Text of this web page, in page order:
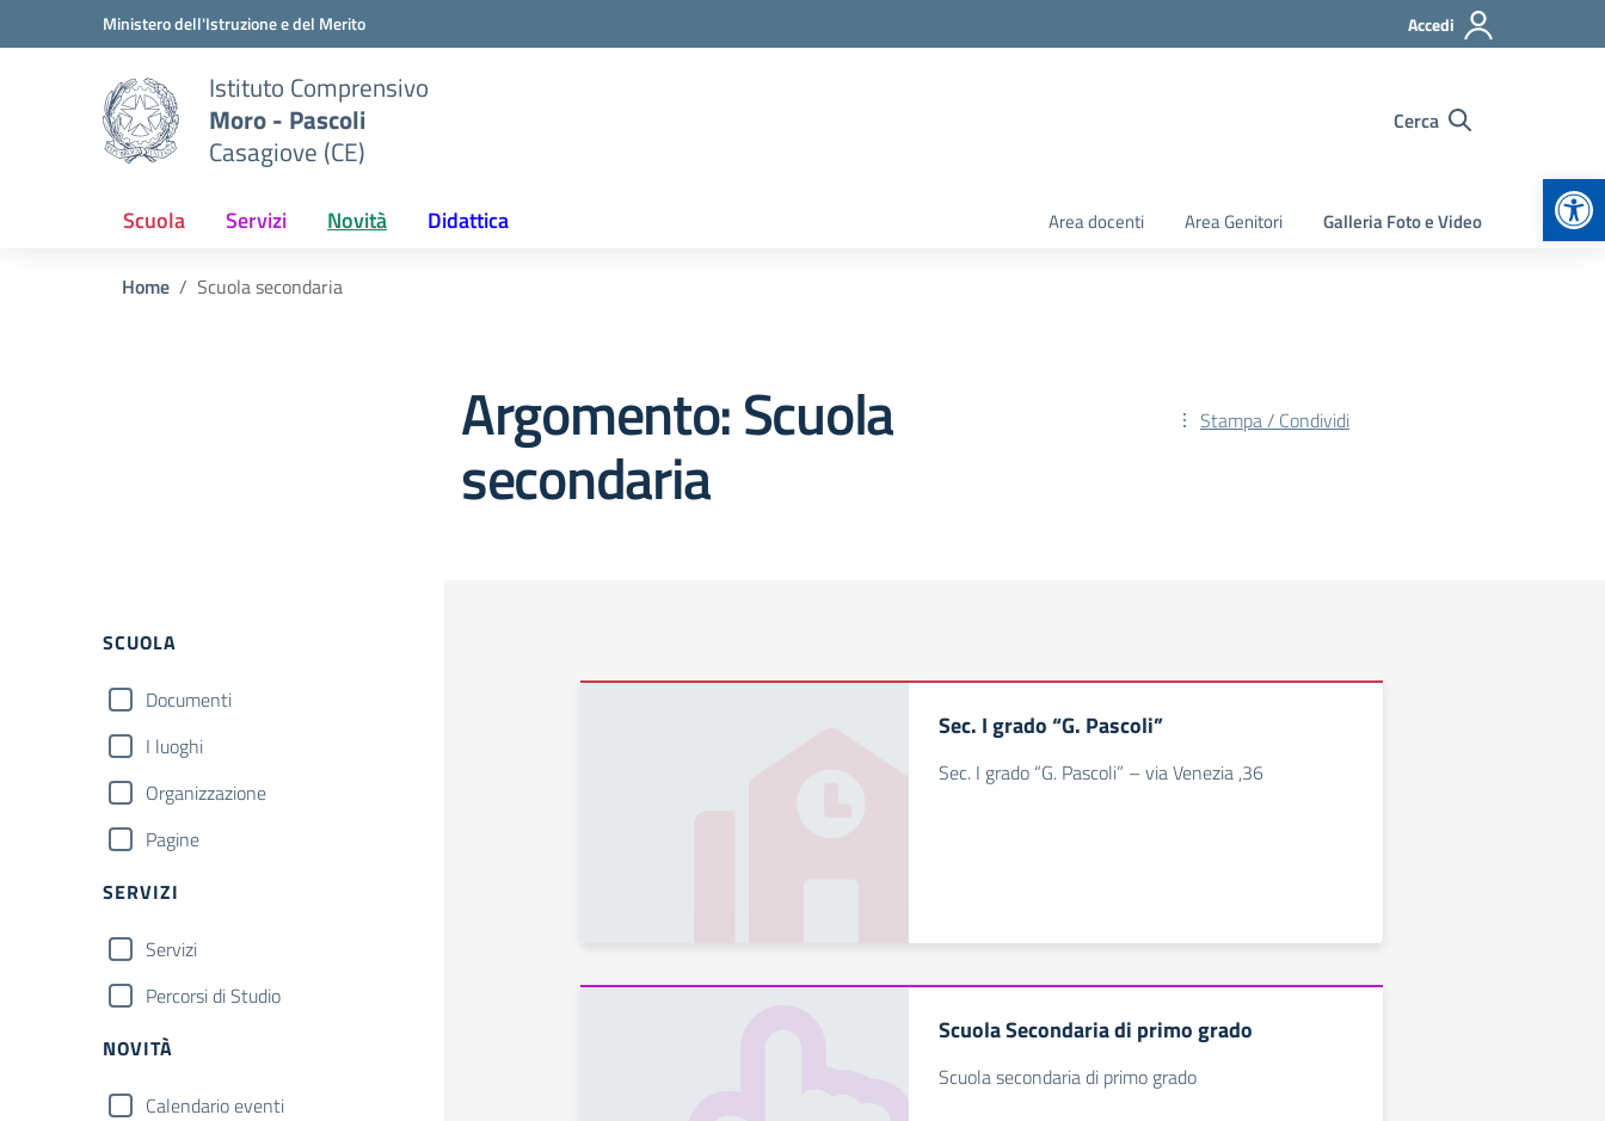
Vai ai contenuti
Vai al menu di navigazioneMinistero dell'Istruzione e del Merito Accedi
Istituto Comprensivo
Moro - Pascoli
Casagiove (CE)
Cerca
Scuola Servizi Novità Didattica Area docenti Area Genitori Galleria Foto e Video
Home Scuola secondaria
Argomento: Scuola
secondaria
Stampa / Condividi
Filtri
SCUOLA
Documenti
I luoghi
Organizzazione
Pagine
SERVIZI
Servizi
Percorsi di Studio
NOVITÀ
Calendario eventi
Sec. I grado “G. Pascoli”
Sec. I grado “G. Pascoli” – via Venezia ,36
Scuola Secondaria di primo grado
Scuola secondaria di primo grado